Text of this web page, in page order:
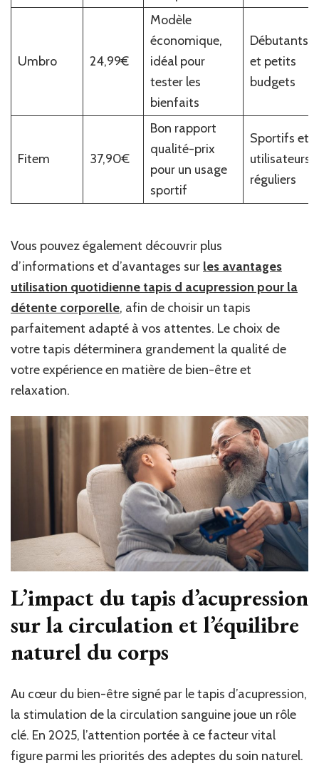
Umbro 24,99€
Modèle
économique,
idéal pour
tester les
bienfaits
Débutants
et petits
budgets
Fitem 37,90€
Bon rapport
qualité-prix
pour un usage
sportif
Sportifs et
utilisateurs
réguliers
Vous pouvez également découvrir plus
d’informations et d’avantages sur les avantages
utilisation quotidienne tapis d acupression pour la
détente corporelle, afin de choisir un tapis
parfaitement adapté à vos attentes. Le choix de
votre tapis déterminera grandement la qualité de
votre expérience en matière de bien-être et
relaxation.
L’impact du tapis d’acupression
sur la circulation et l’équilibre
naturel du corps
Au cœur du bien-être signé par le tapis d’acupression,
la stimulation de la circulation sanguine joue un rôle
clé. En 2025, l’attention portée à ce facteur vital
figure parmi les priorités des adeptes du soin naturel.